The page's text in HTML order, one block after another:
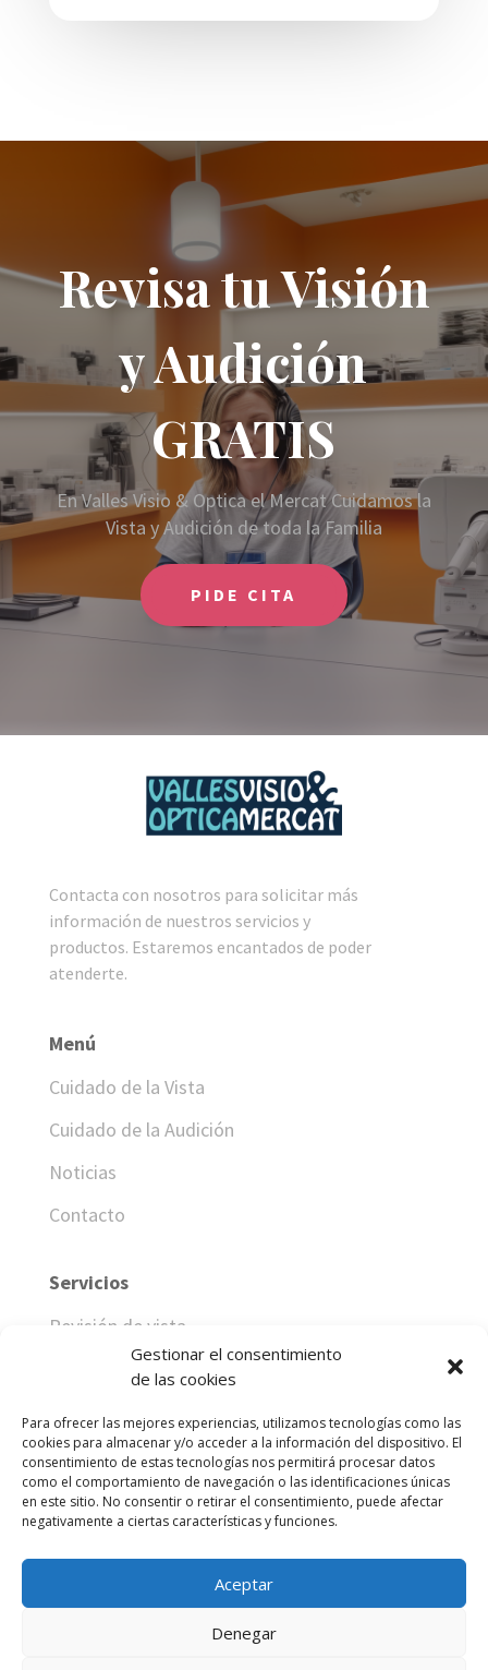
Gestionar el consentimiento
de las cookies
Para ofrecer las mejores experiencias, utilizamos tecnologías como las
cookies para almacenar y/o acceder a la información del dispositivo. El
consentimiento de estas tecnologías nos permitirá procesar datos
como el comportamiento de navegación o las identificaciones únicas
en este sitio. No consentir o retirar el consentimiento, puede afectar
negativamente a ciertas características y funciones.
Aceptar
Denegar
Revisa tu Visión
y Audición
GRATIS
En Valles Visio & Optica el Mercat Cuidamos la
Vista y Audición de toda la Familia
PIDE CITA
Contacta con nosotros para solicitar más
información de nuestros servicios y
productos. Estaremos encantados de poder
atenderte.
Menú
Cuidado de la Vista
Cuidado de la Audición
Noticias
Contacto
Servicios
Revisión de vista
Revisión de audición
Adaptación de audífonos
Adaptación lentes de contacto